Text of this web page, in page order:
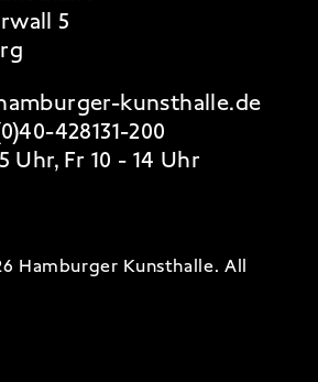
5
kunsthalle.de
428131-200
Uhr, Fr 10 - 14 Uhr
Hamburger Kunsthalle. All